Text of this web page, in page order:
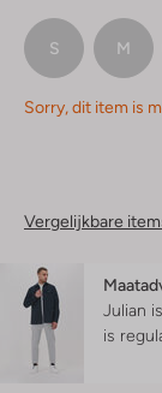
S M
Sorry, dit item is
Vergelijkbare
Julian
is